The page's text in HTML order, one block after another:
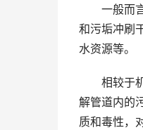
一般而
和污垢冲刷
水资源等。
相较于
解管道内的
质和毒性，